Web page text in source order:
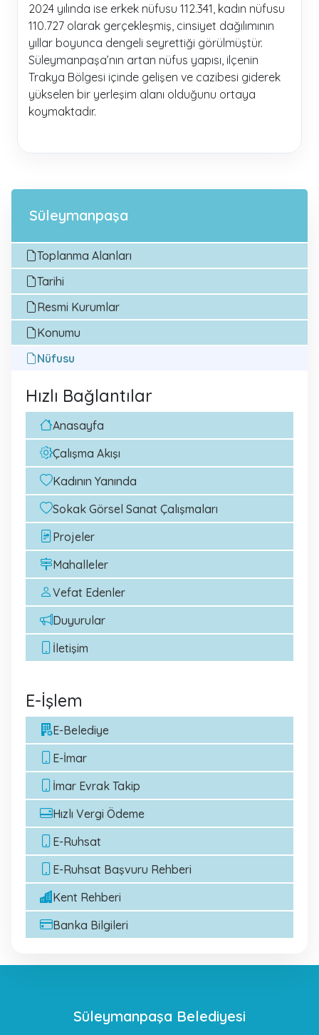
Süleymanpaşa
Toplanma Alanları
Tarihi
Resmi Kurumlar
Konumu
Nüfusu
Hızlı Bağlantılar
Anasayfa
Çalışma Akışı
Kadının Yanında
Sokak Görsel Sanat Çalışmaları
Projeler
Mahalleler
Vefat Edenler
Duyurular
İletişim
E-İşlem
E-Belediye
E-İmar
İmar Evrak Takip
Hızlı Vergi Ödeme
E-Ruhsat
E-Ruhsat Başvuru Rehberi
Kent Rehberi
Banka Bilgileri
2024 yılında ise erkek nüfusu 112.341, kadın nüfusu
110.727 olarak gerçekleşmiş, cinsiyet dağılımının
yıllar boyunca dengeli seyrettiği görülmüştür.
Süleymanpaşa’nın artan nüfus yapısı, ilçenin
Trakya Bölgesi içinde gelişen ve cazibesi giderek
yükselen bir yerleşim alanı olduğunu ortaya
koymaktadır.
Süleymanpaşa Belediyesi